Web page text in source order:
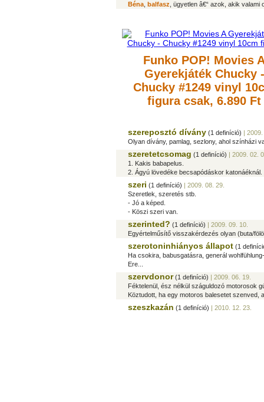
Béna balfasz , ügyetlen â€“ azok, akik
Funko POP! Movies
Gyerekjáték Chucky -
Chucky #1249 vinyl
figuracsak, 6.890 Ft
szereposztó dívány (1 definíció) |
Olyan dívány, pamlag, sezlony, ahol színházi
szeretetcsomag (1 definíció) | 2009. 02.
1. Kakis babapelus.
2. Ágyú lövedéke becsapódáskor katonáéknál.
szeri (1 definíció) | 2009. 08. 29.
Szeretlek, szeretés stb.
- Jó a képed.
- Köszi szeri van.
szerinted? (1 definíció) | 2009. 09. 10.
Egyértelműsítő visszakérdezés olyan (buta/
szerotoninhiányos állapot (1
Ha csokira, babusgatásra, generál
Ere...
szervdonor(1 definíció) | 2009. 06. 19.
Féktelenül, ész nélkül száguldozó motorosok
Köztudott, ha egy motoros balesetet szenved,
szeszkazán (1 definíció) | 2010. 12. 23.